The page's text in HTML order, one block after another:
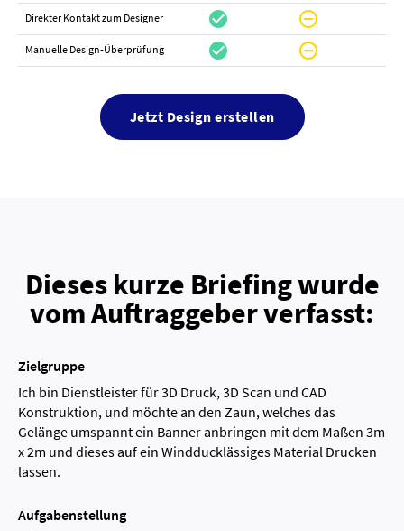
Direkter Kontakt zum Designer check_circle do_not_disturb_on
Manuelle Design-Überprüfung check_circle do_not_disturb_on
Jetzt Design erstellen
Dieses kurze Briefing wurde
vom Auftraggeber verfasst:
Zielgruppe
Ich bin Dienstleister für 3D Druck, 3D Scan und CAD
Konstruktion, und möchte an den Zaun, welches das
Gelänge umspannt ein Banner anbringen mit dem Maßen 3m
x 2m und dieses auf ein Windducklässiges Material Drucken
lassen.
Aufgabenstellung